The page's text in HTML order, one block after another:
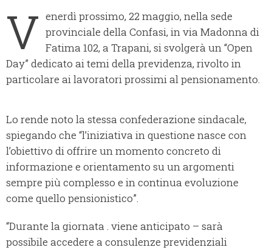
V enerdì prossimo, 22 maggio, nella sede
provinciale della Confasi, in via Madonna di
Fatima 102, a Trapani, si svolgerà un “Open
Day” dedicato ai temi della previdenza, rivolto in
particolare ai lavoratori prossimi al pensionamento.
Lo rende noto la stessa confederazione sindacale,
spiegando che “l’iniziativa in questione nasce con
l’obiettivo di offrire un momento concreto di
informazione e orientamento su un argomenti
sempre più complesso e in continua evoluzione
come quello pensionistico”.
“Durante la giornata . viene anticipato – sarà
possibile accedere a consulenze previdenziali